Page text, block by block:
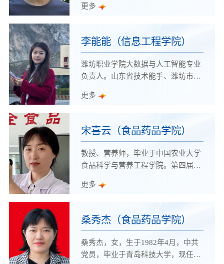
作员”赛项，山东省职业院校技能大
奖1项，三等奖2项；指导学生参加山
东省职业院校技能大赛“现代电气控
制系统安装与调试”赛项获得一等奖1
项、二等奖1项、三等奖1项，指导学
器人系统集成”赛项，获得三等奖1
年度 “山东省技术能手”称号。
更多
李能能（信息工程学院）
潍坊职业学院大数据与人工智能专业
负责人。山东省技术能手、潍坊市青
校建设先进个人，1+X数据采集职业
更多
宋喜云（食品药品学院）
教授、营养师，毕业于中国农业大学
食品科学与营养工程学院。第四届全
工业管理中心专家委员会委员；潍坊
任，潍坊市食品工业研究会专家委
员，潍坊市营养学会专家委员；学院
食品加工技术专业学科带头人、首届
“教书育人十大模范教师”、食品教研
更多
桑秀杰（食品药品学院）
桑秀杰，女，生于1982年4月，中共
党员，毕业于青岛科技大学，现任食